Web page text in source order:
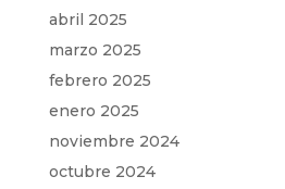
abril 2025
marzo 2025
febrero 2025
enero 2025
noviembre 2024
octubre 2024